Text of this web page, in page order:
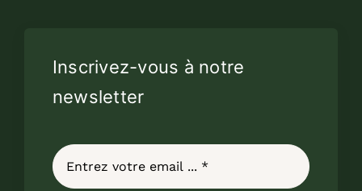
Inscrivez-vous à notre
newsletter